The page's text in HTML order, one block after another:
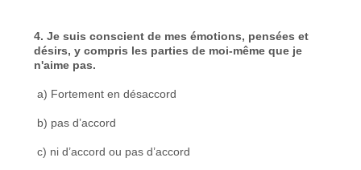
4. Je suis conscient de mes émotions, pensées et
désirs, y compris les parties de moi-même que je
n'aime pas.
a) Fortement en désaccord
b) pas d’accord
c) ni d’accord ou pas d’accord